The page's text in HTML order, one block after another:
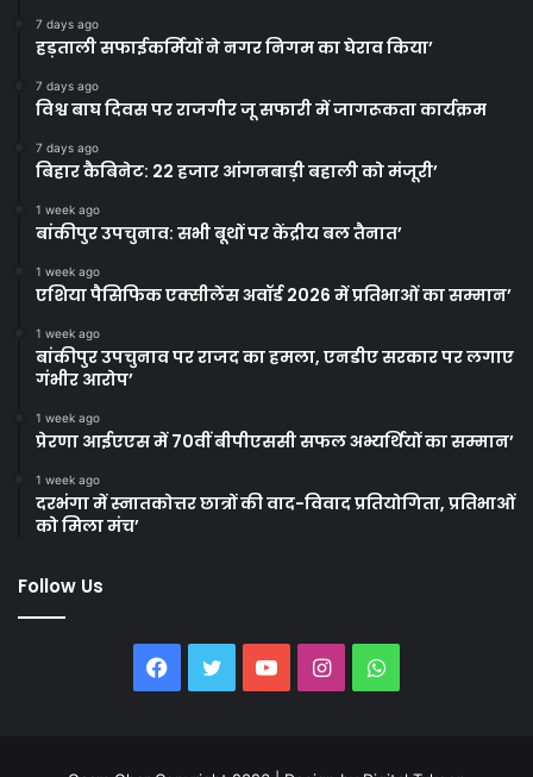
7 days ago
हड़ताली सफाईकर्मियों ने नगर निगम का घेराव किया’
7 days ago
विश्व बाघ दिवस पर राजगीर जू सफारी में जागरूकता कार्यक्रम
7 days ago
बिहार कैबिनेट: 22 हजार आंगनबाड़ी बहाली को मंजूरी’
1 week ago
बांकीपुर उपचुनाव: सभी बूथों पर केंद्रीय बल तैनात’
1 week ago
एशिया पैसिफिक एक्सीलेंस अवॉर्ड 2026 में प्रतिभाओं का सम्मान’
1 week ago
बांकीपुर उपचुनाव पर राजद का हमला, एनडीए सरकार पर लगाए
गंभीर आरोप’
1 week ago
प्रेरणा आईएएस में 70वीं बीपीएससी सफल अभ्यर्थियों का सम्मान’
1 week ago
दरभंगा में स्नातकोत्तर छात्रों की वाद-विवाद प्रतियोगिता, प्रतिभाओं
को मिला मंच’
Follow Us
Facebook
TwitterYouTubeInstagramWhatsApp